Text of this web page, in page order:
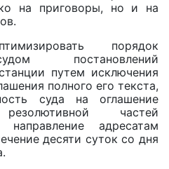
на приговоры, но и на
порядок
постановлений
путем исключения
полного его текста,
суда на оглашение
частей
направление адресатам
десяти суток со дня